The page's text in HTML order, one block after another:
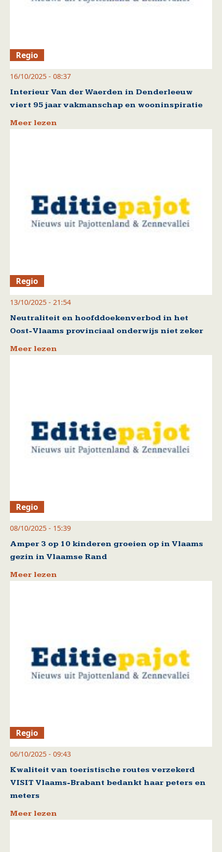
Regio
16/10/2025 - 08:37
Interieur Van der Waerden in Denderleeuw
viert 95 jaar vakmanschap en wooninspiratie
Meer lezen
Regio
13/10/2025 - 21:54
Neutraliteit en hoofddoekenverbod in het
Oost-Vlaams provinciaal onderwijs niet zeker
Meer lezen
Regio
08/10/2025 - 15:39
Amper 3 op 10 kinderen groeien op in Vlaams
gezin in Vlaamse Rand
Meer lezen
Regio
06/10/2025 - 09:43
Kwaliteit van toeristische routes verzekerd
VISIT Vlaams-Brabant bedankt haar peters en
meters
Meer lezen